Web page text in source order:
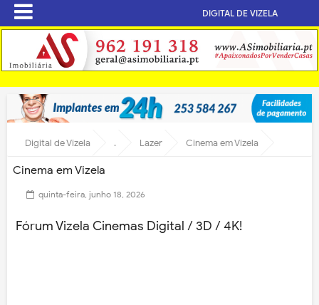
DIGITAL DE VIZELA
Digital de Vizela . Lazer Cinema em Vizela
Cinema em Vizela
quinta-feira, junho 18, 2026
Fórum Vizela Cinemas Digital / 3D / 4K!